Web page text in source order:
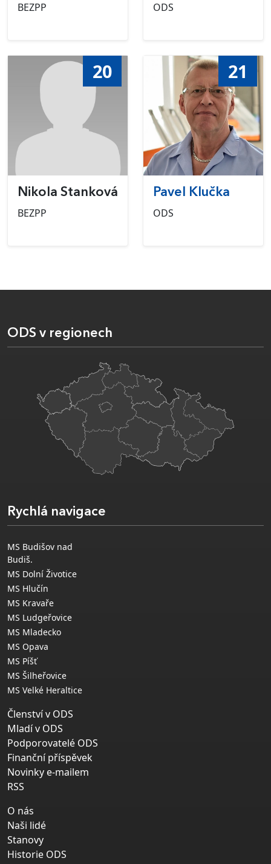
BEZPP ODS
20
Nikola Stanková
BEZPP
21
Pavel Klučka
ODS
ODS v regionech
Rychlá navigace
MS Budišov nad
Budiš.
MS Dolní Životice
MS Hlučín
MS Kravaře
MS Ludgeřovice
MS Mladecko
MS Opava
MS Píšť
MS Šilheřovice
MS Velké Heraltice
Členství v ODS
Mladí v ODS
Podporovatelé ODS
Finanční příspěvek
Novinky e-mailem
RSS
O nás
Naši lidé
Stanovy
Historie ODS